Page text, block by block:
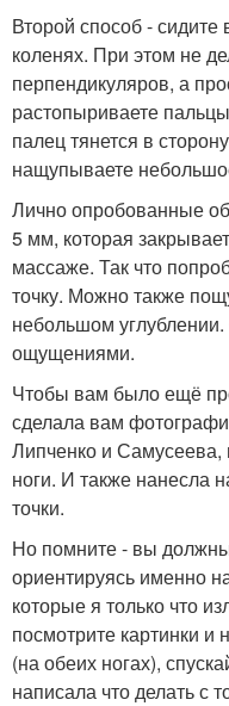
Второй способ - сидите
коленях. При этом не
перпендикуляров, а
растопыриваете
палец тянется в
нащупываете
Лично опробованные
5 мм, которая
массаже. Так что
точку. Можно также
небольшом
ощущениями.
Чтобы вам было ещё
сделала вам
Липченко и
ноги. И также нанесла
точки.
Но помните - вы
ориентируясь именно
которые я только что
посмотрите картинки и
(на обеих ногах),
написала что делать с